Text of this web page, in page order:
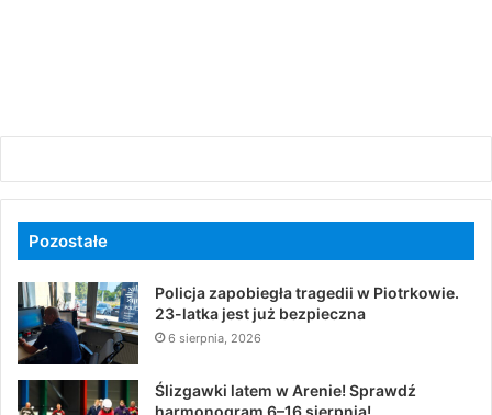
Pozostałe
Policja zapobiegła tragedii w Piotrkowie.
23-latka jest już bezpieczna
6 sierpnia, 2026
Ślizgawki latem w Arenie! Sprawdź
harmonogram 6–16 sierpnia!